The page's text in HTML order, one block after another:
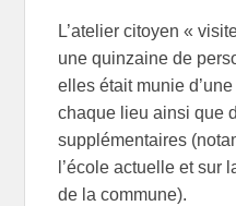
L’atelier citoyen «
une quinzaine de
elles était munie
chaque lieu ainsi que
supplémentaires
l’école actuelle et sur
de la commune).